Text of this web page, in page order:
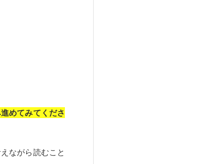
めてみてくださ
ながら読むこと